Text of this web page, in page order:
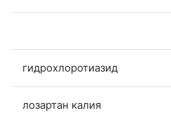
гидрохлоротиазид
лозартан калия